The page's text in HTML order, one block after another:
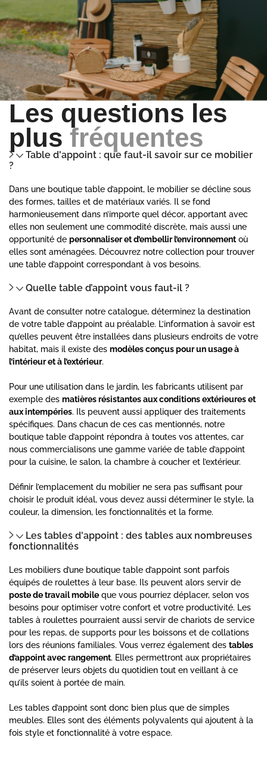
Les questions les
plus fréquentes
Table d'appoint : que faut-il savoir sur ce mobilier
?
Dans une boutique table d’appoint, le mobilier se décline sous
des formes, tailles et de matériaux variés. Il se fond
harmonieusement dans n’importe quel décor, apportant avec
elles non seulement une commodité discrète, mais aussi une
opportunité de personnaliser et d’embellir l’environnement où
elles sont aménagées. Découvrez notre collection pour trouver
une table d’appoint correspondant à vos besoins.
Quelle table d’appoint vous faut-il ?
Avant de consulter notre catalogue, déterminez la destination
de votre table d’appoint au préalable. L’information à savoir est
qu’elles peuvent être installées dans plusieurs endroits de votre
habitat, mais il existe des modèles conçus pour un usage à
l’intérieur et à l’extérieur.
Pour une utilisation dans le jardin, les fabricants utilisent par
exemple des matières résistantes aux conditions extérieures et
aux intempéries. Ils peuvent aussi appliquer des traitements
spécifiques. Dans chacun de ces cas mentionnés, notre
boutique table d’appoint répondra à toutes vos attentes, car
nous commercialisons une gamme variée de table d’appoint
pour la cuisine, le salon, la chambre à coucher et l’extérieur.
Définir l’emplacement du mobilier ne sera pas suffisant pour
choisir le produit idéal, vous devez aussi déterminer le style, la
couleur, la dimension, les fonctionnalités et la forme.
Les tables d'appoint : des tables aux nombreuses
fonctionnalités
Les mobiliers d’une boutique table d’appoint sont parfois
équipés de roulettes à leur base. Ils peuvent alors servir de
poste de travail mobile que vous pourriez déplacer, selon vos
besoins pour optimiser votre confort et votre productivité. Les
tables à roulettes pourraient aussi servir de chariots de service
pour les repas, de supports pour les boissons et de collations
lors des réunions familiales. Vous verrez également des tables
d’appoint avec rangement. Elles permettront aux propriétaires
de préserver leurs objets du quotidien tout en veillant à ce
qu’ils soient à portée de main.
Les tables d’appoint sont donc bien plus que de simples
meubles. Elles sont des éléments polyvalents qui ajoutent à la
fois style et fonctionnalité à votre espace.